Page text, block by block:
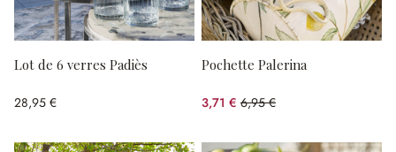
Lot de 6 verres Padiès
28,95 €
Pochette Palerina
3,71 € 6,95 €
(46.62%spared)